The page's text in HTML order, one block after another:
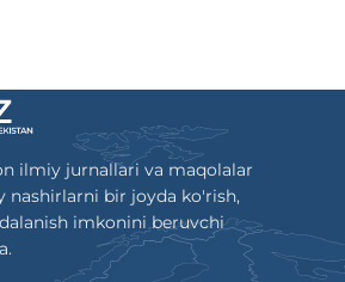
ilmiy jurnallari va maqolalar
nashirlarni bir joyda ko'rish,
imkonini beruvchi